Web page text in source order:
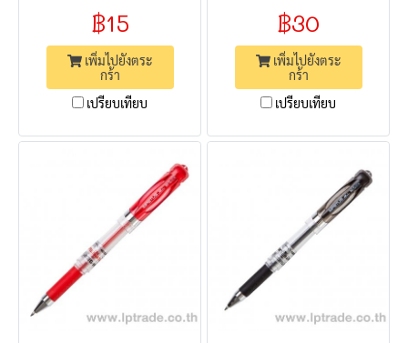
฿15
เพิ่มไปยังตระ
กร้า
เปรียบเทียบ
฿30
เพิ่มไปยังตระ
กร้า
เปรียบเทียบ